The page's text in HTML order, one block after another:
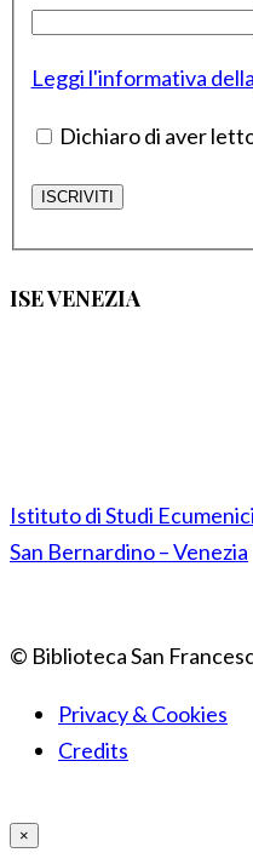
Leggi l'informativa
Dichiaro di aver
ISE VENEZIA
Istituto di Studi Ecumenici
San Bernardino – Venezia
© Biblioteca San
Privacy & Cookies
Credits
×